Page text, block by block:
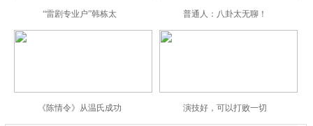
“雷剧专业户”韩栋太 普通人：八卦太无聊！
《陈情令》从温氏成功 演技好，可以打败一切